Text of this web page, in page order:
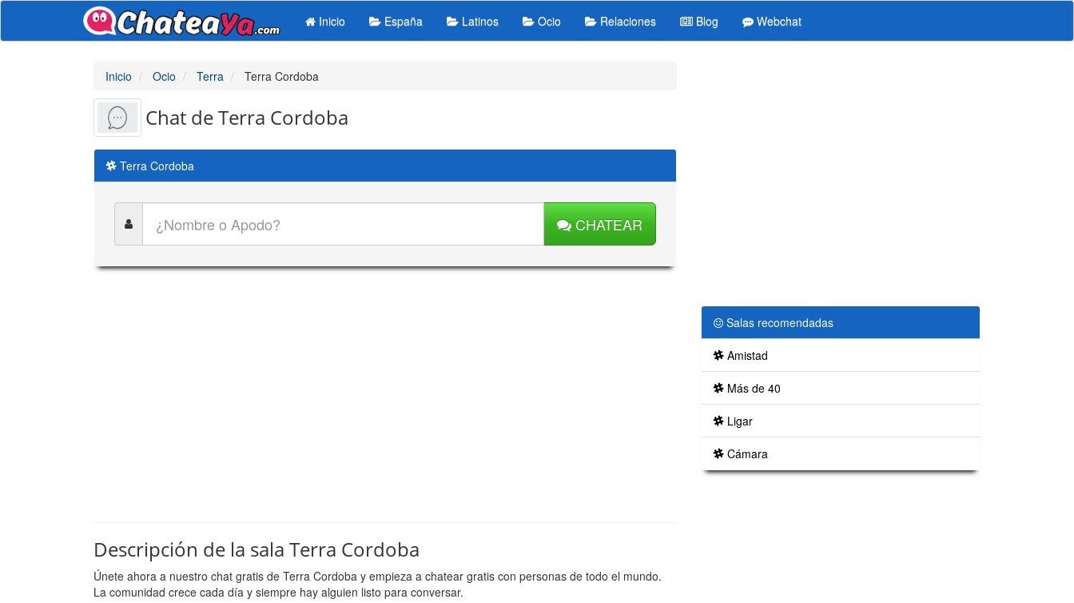
Inicio España Latinos Ocio Relaciones Blog Webchat
Inicio Ocio Terra Terra Cordoba
Chat de Terra Cordoba
Terra Cordoba
CHATEAR
Descripción de la sala Terra Cordoba
Únete ahora a nuestro chat gratis de Terra Cordoba y empieza a chatear gratis con personas de todo el mundo.
La comunidad crece cada día y siempre hay alguien listo para conversar.
Salas recomendadas
Amistad
Más de 40
Ligar
Cámara